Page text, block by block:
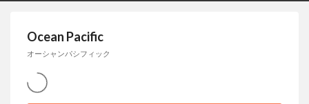
Ocean Pacific
オーシャンパシフィック